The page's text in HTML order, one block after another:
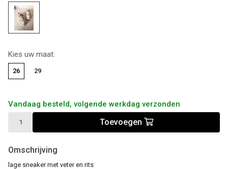
Kies uw maat:
26 29
Vandaag besteld, volgende werkdag verzonden
Toevoegen
Omschrijving
lage sneaker met veter en rits